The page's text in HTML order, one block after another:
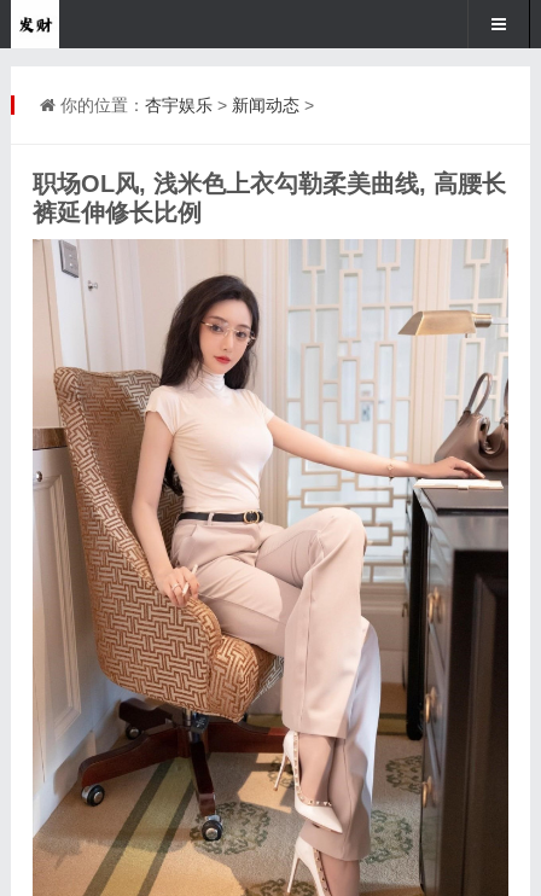
你的位置： 杏宇娱乐> 新闻动态>
职场OL风, 浅米色上衣勾勒柔美曲线, 高腰长
裤延伸修长比例